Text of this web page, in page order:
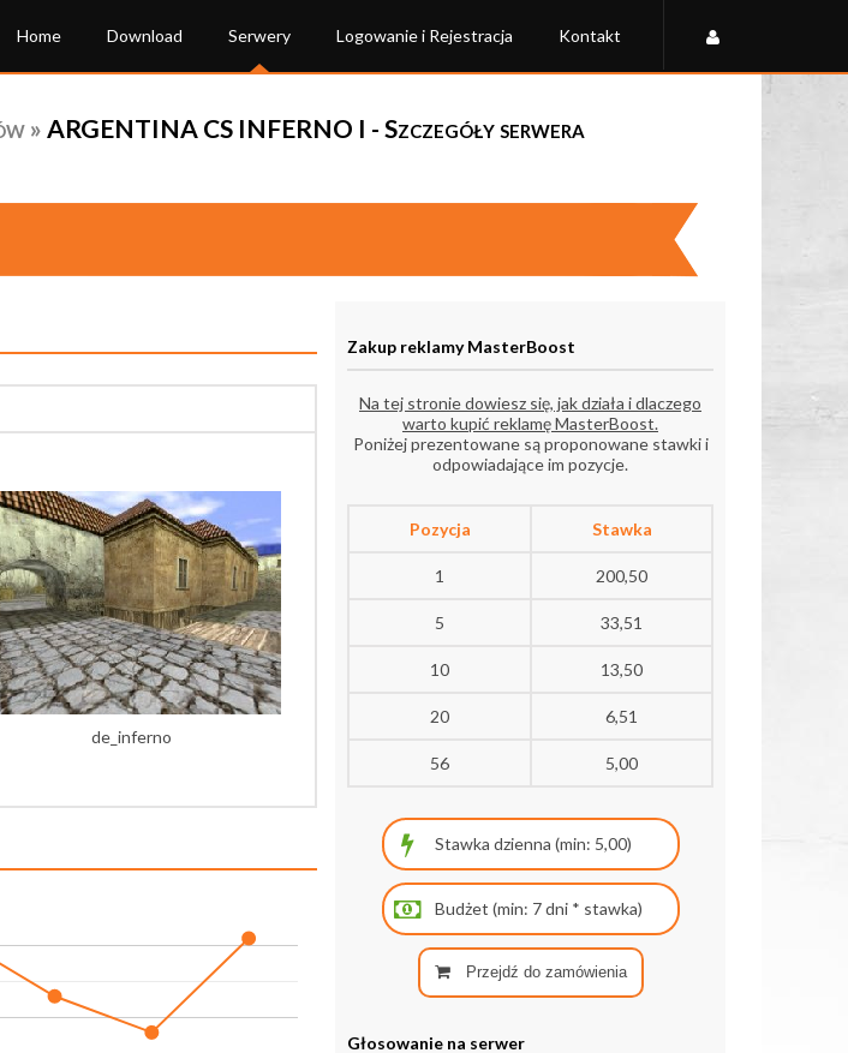
Home Download Serwery Logowanie i Rejestracja Kontakt
» ARGENTINA CS INFERNO I - Szczegóły serwera
de_inferno
Zakup reklamy MasterBoost
Na tej stronie dowiesz się, jak działa i dlaczego
warto kupić reklamę MasterBoost.
Poniżej prezentowane są proponowane stawki i
odpowiadające im pozycje.
Pozycja Stawka
1 200,50
5 33,51
10 13,50
20 6,51
56 5,00
Przejdź do zamówienia
Głosowanie na serwer